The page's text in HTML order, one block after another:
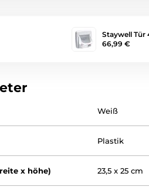
Staywell Tür
66,99 €
Weiß
Plastik
x höhe) 23,5 x 25 cm